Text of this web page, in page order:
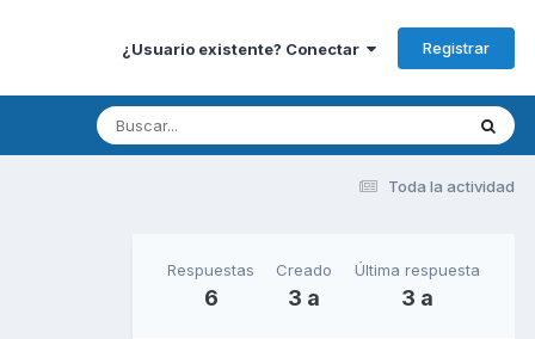
¿Usuario existente? Conectar Registrar
Toda la actividad
Respuestas
6
Creado
3 a
Última respuesta
3 a